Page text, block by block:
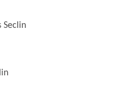
Seclin